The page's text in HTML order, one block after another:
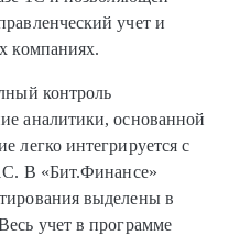
учет и
компаниях.
контроль
аналитики, основанной
легко интегрируется с
В «Бит.Финансе»
выделены в
учет в программе